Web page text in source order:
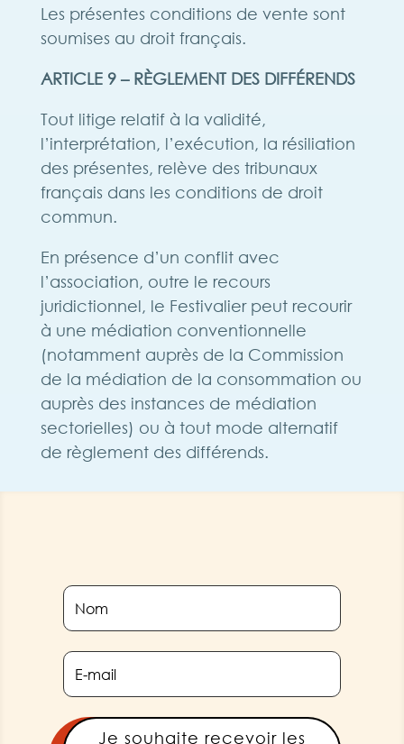
Les présentes conditions de vente sont
soumises au droit français.
ARTICLE 9 – RÈGLEMENT DES DIFFÉRENDS
Tout litige relatif à la validité,
l’interprétation, l’exécution, la résiliation
des présentes, relève des tribunaux
français dans les conditions de droit
commun.
En présence d’un conflit avec
l’association, outre le recours
juridictionnel, le Festivalier peut recourir
à une médiation conventionnelle
(notamment auprès de la Commission
de la médiation de la consommation ou
auprès des instances de médiation
sectorielles) ou à tout mode alternatif
de règlement des différends.
Je souhaite recevoir les